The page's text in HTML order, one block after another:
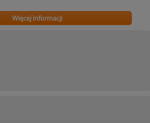
Więcej informacji